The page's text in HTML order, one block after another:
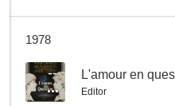
1978
-- L'amour en
Editor